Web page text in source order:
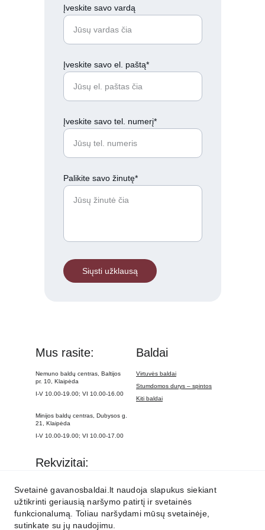
Įveskite savo vardą
Įveskite savo el. paštą*
Įveskite savo tel. numerį*
Palikite savo žinutę*
Siųsti užklausą
Mus rasite:
Nemuno baldų centras, Baltijos
pr. 10, Klaipėda
I-V 10.00-19.00; VI 10.00-16.00
Minijos baldų centras, Dubysos g.
21, Klaipėda
I-V 10.00-19.00; VI 10.00-17.00
Rekvizitai:
Įm. k. 300136754
PVM mok. k.
100001836010
+370 (698) 31 239
Baldai
Virtuvės baldai
Stumdomos durys – spintos
Kiti baldai
Svetainė gavanosbaldai.lt naudoja slapukus siekiant
užtikrinti geriausią naršymo patirtį ir svetainės
funkcionalumą. Toliau naršydami mūsų svetainėje,
sutinkate su jų naudojimu.